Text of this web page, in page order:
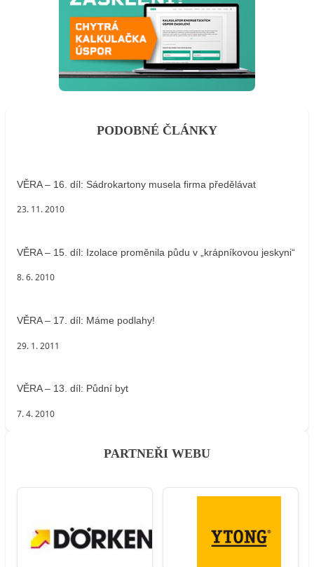
PODOBNÉ ČLÁNKY
VĚRA – 16. díl: Sádrokartony musela firma předělávat
23. 11. 2010
VĚRA – 15. díl: Izolace proměnila půdu v „krápníkovou jeskyni“
8. 6. 2010
VĚRA – 17. díl: Máme podlahy!
29. 1. 2011
VĚRA – 13. díl: Půdní byt
7. 4. 2010
PARTNEŘI WEBU